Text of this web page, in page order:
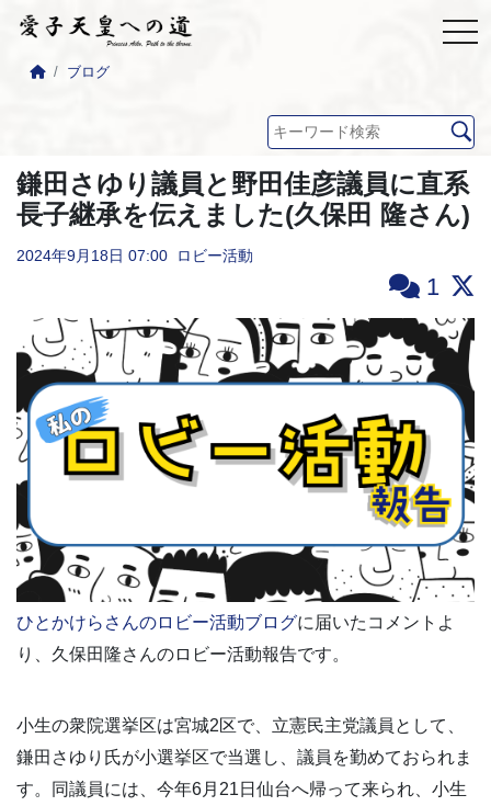
ブログ
鎌田さゆり議員と野田佳彦議員に直系
長子継承を伝えました(久保田 隆さん)
2024年9月18日 07:00 ロビー活動
1
ひとかけらさんのロビー活動ブログに届いたコメントよ
り、久保田隆さんのロビー活動報告です。
小生の衆院選挙区は宮城2区で、立憲民主党議員として、
鎌田さゆり氏が小選挙区で当選し、議員を勤めておられま
す。同議員には、今年6月21日仙台へ帰って来られ、小生